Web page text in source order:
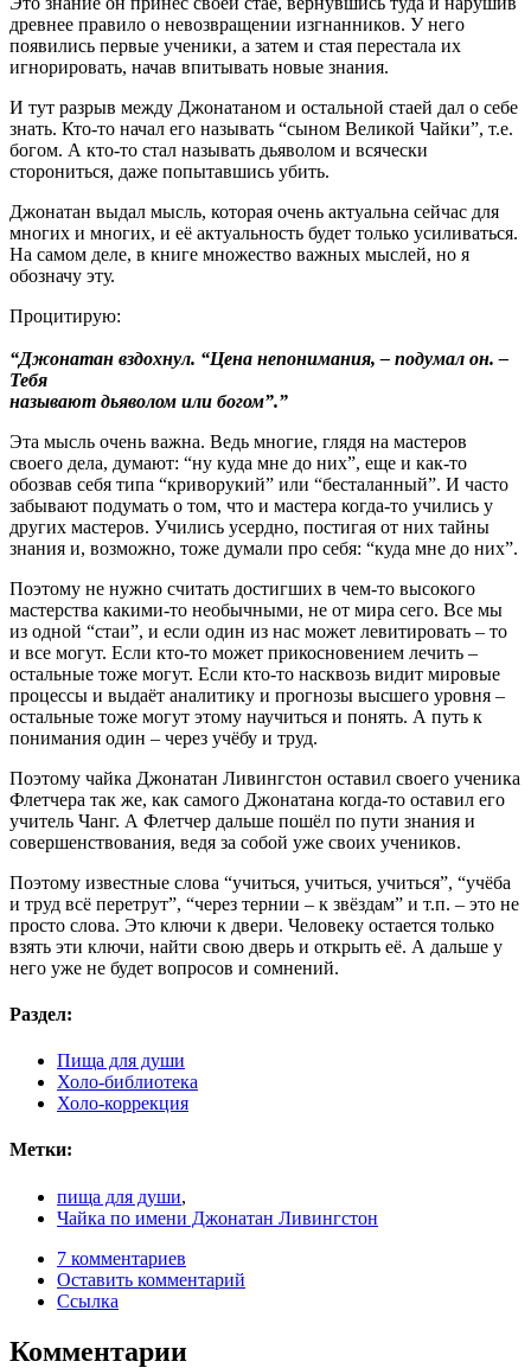
древнее правило о невозвращении изгнанников. У него
появились первые ученики, а затем и стая перестала их
игнорировать, начав впитывать новые знания.
И тут разрыв между Джонатаном и остальной стаей дал о себе
знать. Кто-то начал его называть “сыном Великой Чайки”, т.е.
богом. А кто-то стал называть дьяволом и всячески
сторониться, даже попытавшись убить.
Джонатан выдал мысль, которая очень актуальна сейчас для
многих и многих, и её актуальность будет только усиливаться.
На самом деле, в книге множество важных мыслей, но я
обозначу эту.
Процитирую:
“Джонатан вздохнул. “Цена непонимания, – подумал он. –
Тебя
называют дьяволом или богом”.”
Эта мысль очень важна. Ведь многие, глядя на мастеров
своего дела, думают: “ну куда мне до них”, еще и как-то
обозвав себя типа “криворукий” или “бесталанный”. И часто
забывают подумать о том, что и мастера когда-то учились у
других мастеров. Учились усердно, постигая от них тайны
знания и, возможно, тоже думали про себя: “куда мне до них”.
Поэтому не нужно считать достигших в чем-то высокого
мастерства какими-то необычными, не от мира сего. Все мы
из одной “стаи”, и если один из нас может левитировать – то
и все могут. Если кто-то может прикосновением лечить –
остальные тоже могут. Если кто-то насквозь видит мировые
процессы и выдаёт аналитику и прогнозы высшего уровня –
остальные тоже могут этому научиться и понять. А путь к
понимания один – через учёбу и труд.
Поэтому чайка Джонатан Ливингстон оставил своего ученика
Флетчера так же, как самого Джонатана когда-то оставил его
учитель Чанг. А Флетчер дальше пошёл по пути знания и
совершенствования, ведя за собой уже своих учеников.
Поэтому известные слова “учиться, учиться, учиться”, “учёба
и труд всё перетрут”, “через тернии – к звёздам” и т.п. – это не
просто слова. Это ключи к двери. Человеку остается только
взять эти ключи, найти свою дверь и открыть её. А дальше у
него уже не будет вопросов и сомнений.
Раздел:
Пища для души
Холо-библиотека
Холо-коррекция
Метки:
пища для души,
Чайка по имени Джонатан Ливингстон
7 комментариев
Оставить комментарий
Ссылка
Комментарии